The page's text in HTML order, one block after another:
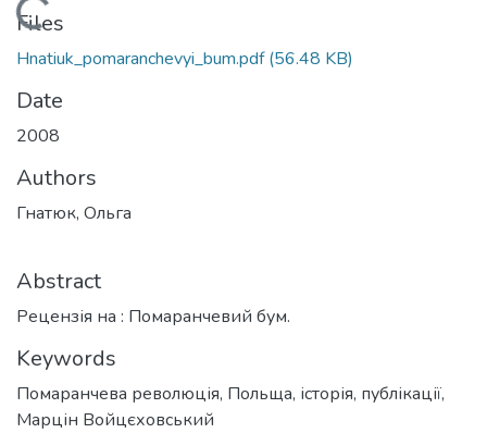
Loading...
Files
Hnatiuk_pomaranchevyi_bum.pdf(56.48 KB)
Date
2008
Authors
Гнатюк, Ольга
Abstract
Рецензія на : Помаранчевий бум.
Keywords
Помаранчева революція, Польща, історія, публікації,
Марцін Войцєховський